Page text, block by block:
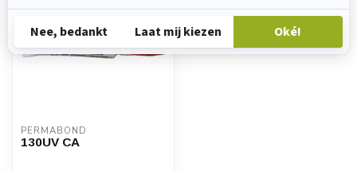
PERMABOND
130UV CA